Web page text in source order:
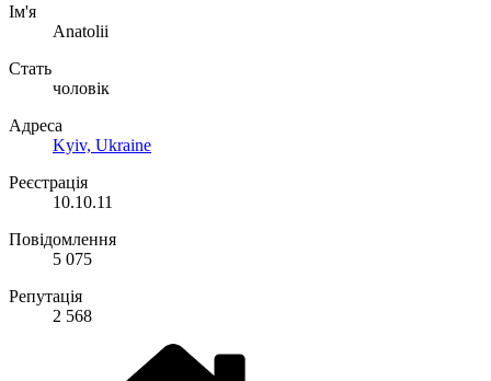
Ім'я
Anatolii
Стать
чоловік
Адреса
Kyiv, Ukraine
Реєстрація
10.10.11
Повідомлення
5 075
Репутація
2 568